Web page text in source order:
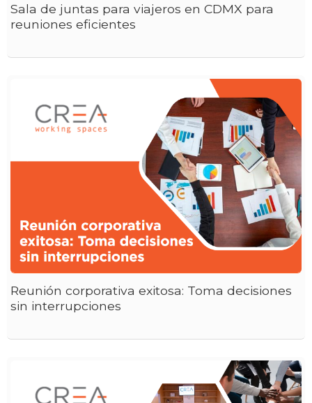
Sala de juntas para viajeros en CDMX para
reuniones eficientes
Reunión corporativa exitosa: Toma decisiones
sin interrupciones